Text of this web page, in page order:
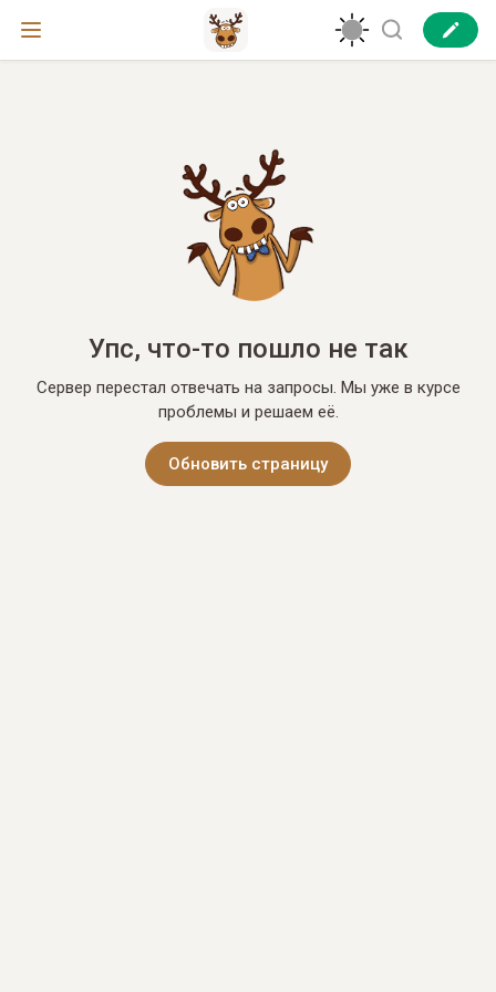
Упс, что-то пошло не так
Сервер перестал отвечать на запросы. Мы уже в курсе
проблемы и решаем её.
Обновить страницу